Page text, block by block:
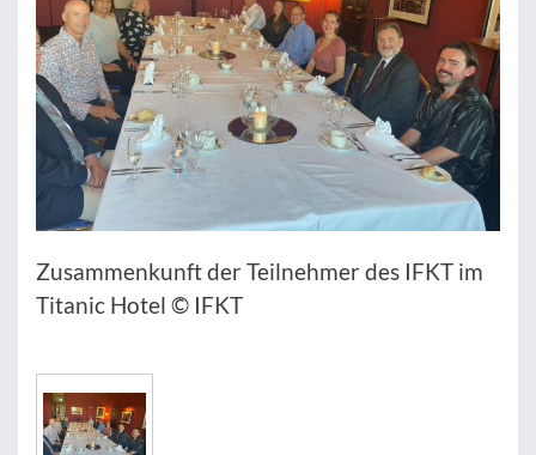
Zusammenkunft der Teilnehmer des IFKT im
Titanic Hotel © IFKT